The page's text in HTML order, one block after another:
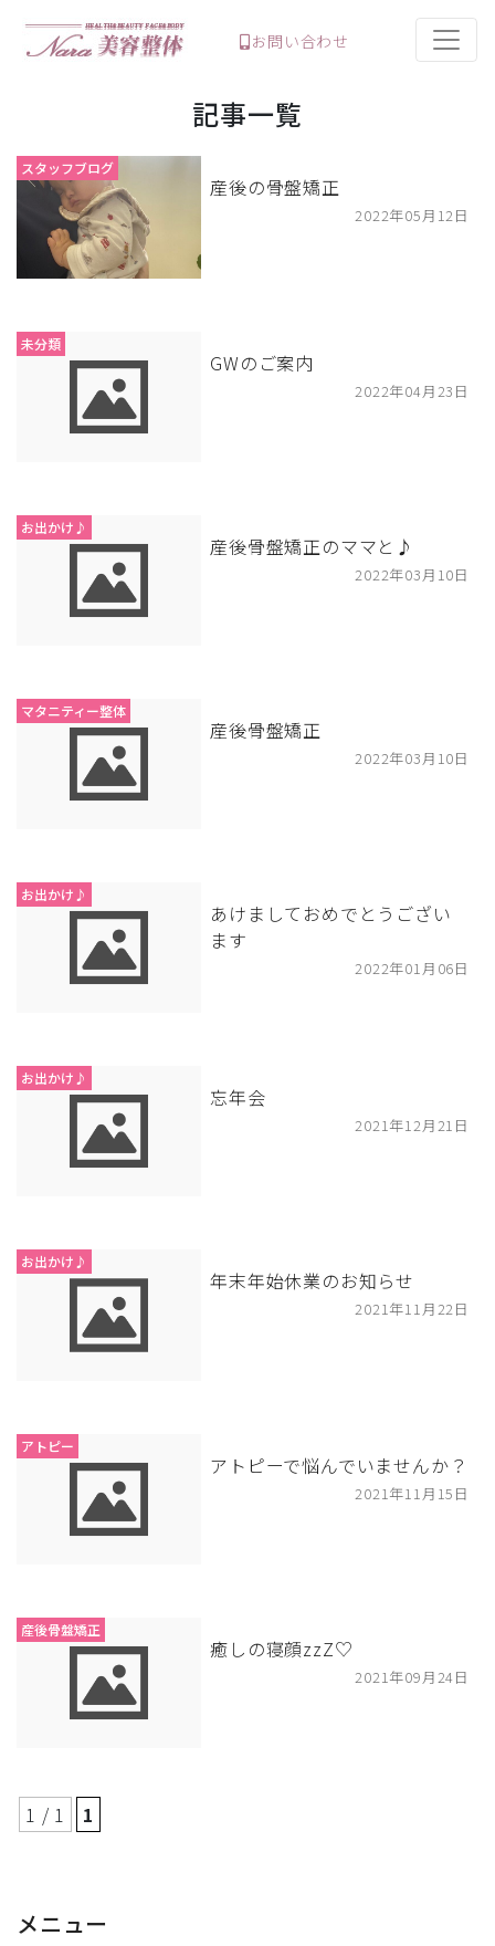
お問い合わせ
記事一覧
スタッフブログ
産後の骨盤矯正
2022年05月12日
未分類
GWのご案内
2022年04月23日
お出かけ♪
産後骨盤矯正のママと♪
2022年03月10日
マタニティー整体
産後骨盤矯正
2022年03月10日
お出かけ♪
あけましておめでとうござい
ます
2022年01月06日
お出かけ♪
忘年会
2021年12月21日
お出かけ♪
年末年始休業のお知らせ
2021年11月22日
アトピー
アトピーで悩んでいませんか？
2021年11月15日
産後骨盤矯正
癒しの寝顔zzZ♡
2021年09月24日
1 / 1 1
メニュー